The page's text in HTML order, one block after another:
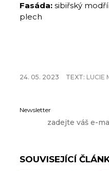
Fasáda: sibiřský
plech
24. 05. 2023 TEXT: LUCIE
Newsletter
SOUVISEJÍCÍ